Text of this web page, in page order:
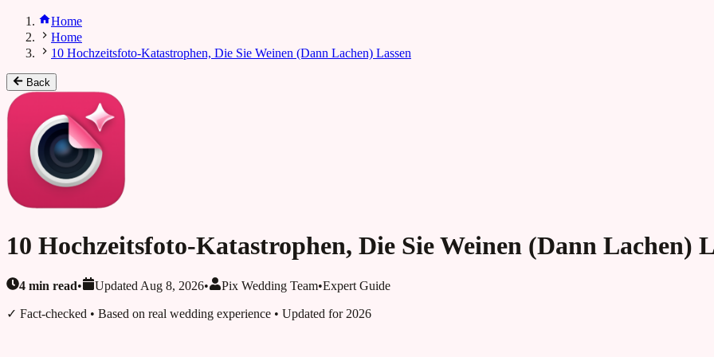
Home
Home
10 Hochzeitsfoto-Katastrophen, Die Sie Weinen (Dann Lachen) Lassen
Back
10 Hochzeitsfoto-Katastrophen, Die Sie Weinen (Dann Lachen)
4 min read• Updated Aug 8, 2026• Pix Wedding Team•Expert Guide
✓ Fact-checked • Based on real wedding experience • Updated for 2026